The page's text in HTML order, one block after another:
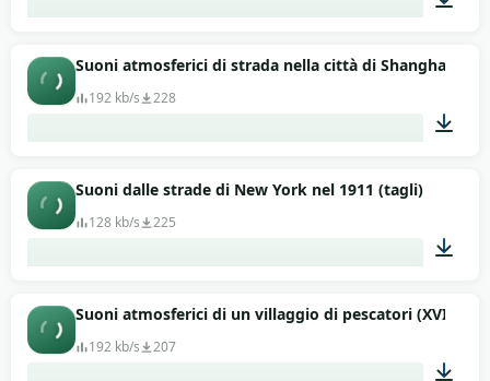
01:51
Suoni atmosferici di strada nella città di Shanghai nel
192 kb/s 228
10:00
Suoni dalle strade di New York nel 1911 (tagli)
128 kb/s 225
07:45
Suoni atmosferici di un villaggio di pescatori (XVIII,
192 kb/s 207